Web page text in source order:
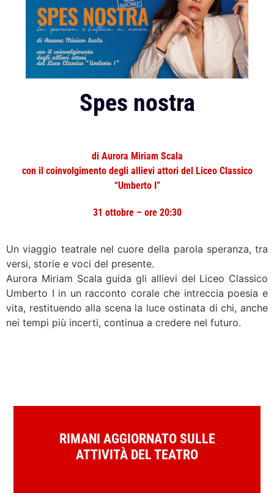
Spes nostra
di Aurora Miriam Scala
con il coinvolgimento degli allievi attori del Liceo Classico
“Umberto I”
31 ottobre – ore 20:30
Un viaggio teatrale nel cuore della parola speranza, tra
versi, storie e voci del presente.
Aurora Miriam Scala guida gli allievi del Liceo Classico
Umberto I in un racconto corale che intreccia poesia e
vita, restituendo alla scena la luce ostinata di chi, anche
nei tempi più incerti, continua a credere nel futuro.
RIMANI AGGIORNATO SULLE
ATTIVITÀ DEL TEATRO